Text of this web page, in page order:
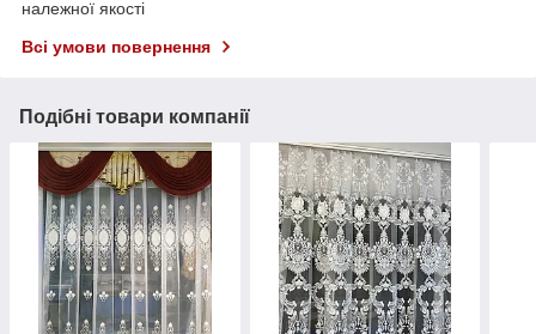
належної якості
Всі умови повернення
Подібні товари компанії